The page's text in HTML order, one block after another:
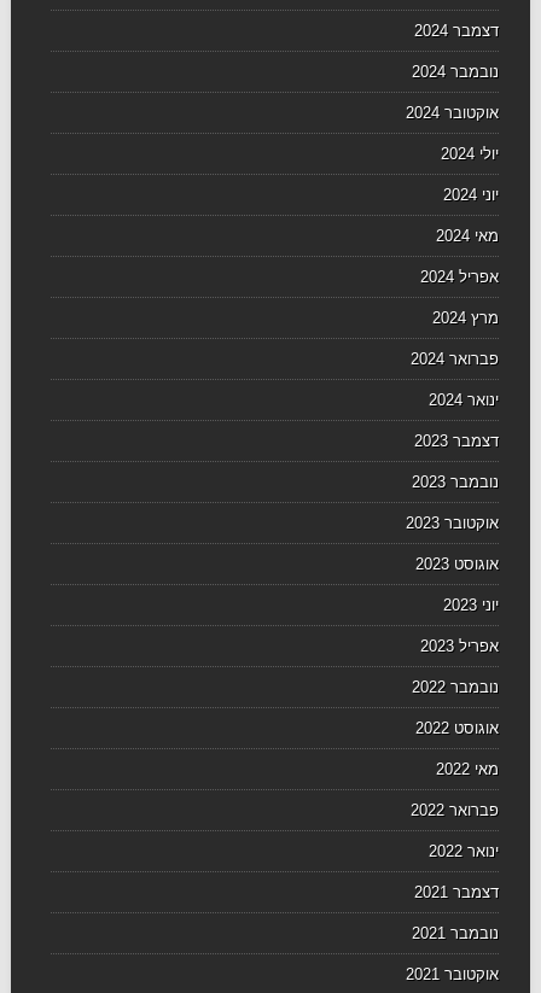
דצמבר 2024
נובמבר 2024
אוקטובר 2024
יולי 2024
יוני 2024
מאי 2024
אפריל 2024
מרץ 2024
פברואר 2024
ינואר 2024
דצמבר 2023
נובמבר 2023
אוקטובר 2023
אוגוסט 2023
יוני 2023
אפריל 2023
נובמבר 2022
אוגוסט 2022
מאי 2022
פברואר 2022
ינואר 2022
דצמבר 2021
נובמבר 2021
אוקטובר 2021